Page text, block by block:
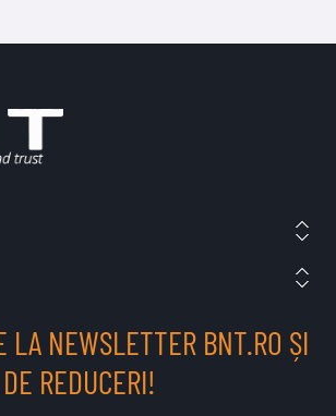
LA NEWSLETTER BNT.RO ȘI
REDUCERI!